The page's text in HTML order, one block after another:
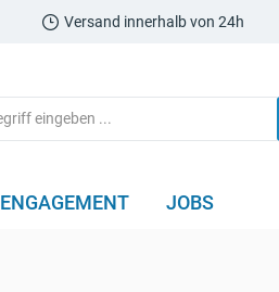
Versand innerhalb von 24h
ENGAGEMENT JOBS